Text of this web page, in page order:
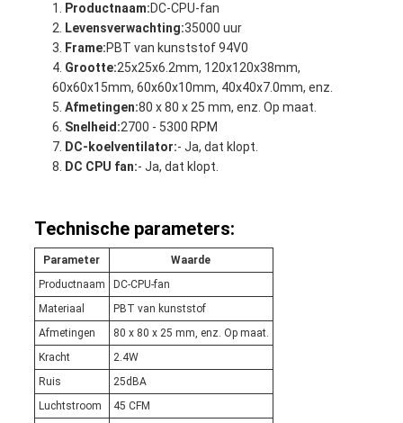
Productnaam:DC-CPU-fan
Levensverwachting:35000 uur
Frame:PBT van kunststof 94V0
Grootte:25x25x6.2mm, 120x120x38mm,
60x60x15mm, 60x60x10mm, 40x40x7.0mm, enz.
Afmetingen:80 x 80 x 25 mm, enz. Op maat.
Snelheid:2700 - 5300 RPM
DC-koelventilator:- Ja, dat klopt.
DC CPU fan:- Ja, dat klopt.
Technische parameters:
Parameter
Waarde
Productnaam
DC-CPU-fan
Materiaal
PBT van kunststof
Afmetingen
80 x 80 x 25 mm, enz. Op maat.
Kracht
2.4W
Ruis
25dBA
Luchtstroom
45 CFM